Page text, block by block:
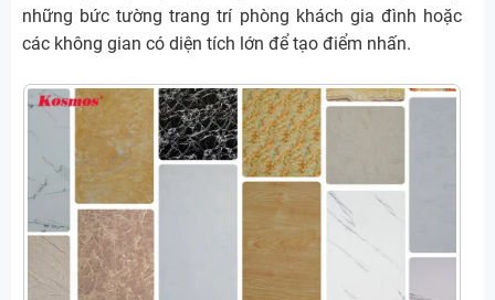
những bức tường trang trí phòng khách gia đình hoặc
các không gian có diện tích lớn để tạo điểm nhấn.